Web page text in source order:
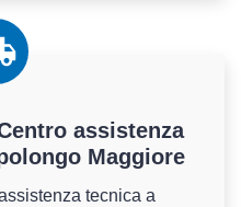
assistenza
Maggiore
tecnica a